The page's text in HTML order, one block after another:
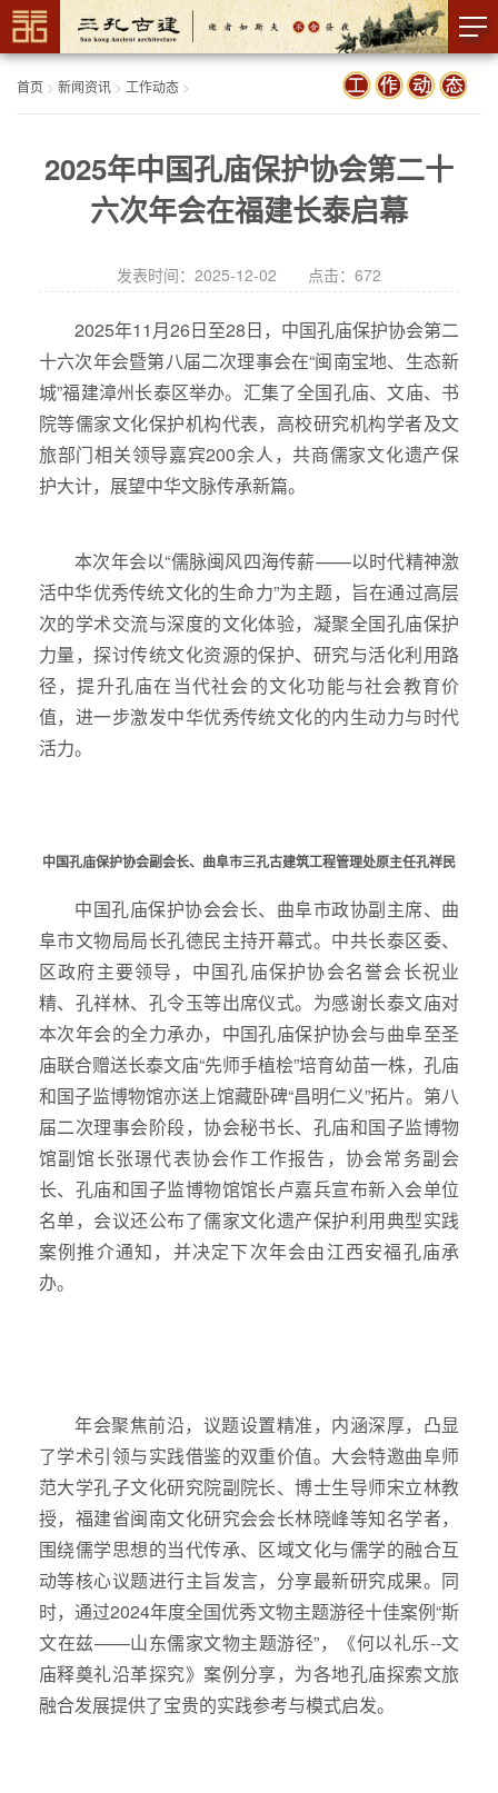
首页 > 新闻资讯 > 工作动态 >
2025年中国孔庙保护协会第二十
六次年会在福建长泰启幕
发表时间：2025-12-02 点击： 672
2025年11月26日至28日，中国孔庙保护协会第二
十六次年会暨第八届二次理事会在“闽南宝地、生态新
城”福建漳州长泰区举办。汇集了全国孔庙、文庙、书
院等儒家文化保护机构代表，高校研究机构学者及文
旅部门相关领导嘉宾200余人，共商儒家文化遗产保
护大计，展望中华文脉传承新篇。
本次年会以“儒脉闽风四海传薪——以时代精神激
活中华优秀传统文化的生命力”为主题，旨在通过高层
次的学术交流与深度的文化体验，凝聚全国孔庙保护
力量，探讨传统文化资源的保护、研究与活化利用路
径，提升孔庙在当代社会的文化功能与社会教育价
值，进一步激发中华优秀传统文化的内生动力与时代
活力。
中国孔庙保护协会副会长、曲阜市三孔古建筑工程管理处原主任孔祥民
中国孔庙保护协会会长、曲阜市政协副主席、曲
阜市文物局局长孔德民主持开幕式。中共长泰区委、
区政府主要领导，中国孔庙保护协会名誉会长祝业
精、孔祥林、孔令玉等出席仪式。为感谢长泰文庙对
本次年会的全力承办，中国孔庙保护协会与曲阜至圣
庙联合赠送长泰文庙“先师手植桧”培育幼苗一株，孔庙
和国子监博物馆亦送上馆藏卧碑“昌明仁义”拓片。第八
届二次理事会阶段，协会秘书长、孔庙和国子监博物
馆副馆长张璟代表协会作工作报告，协会常务副会
长、孔庙和国子监博物馆馆长卢嘉兵宣布新入会单位
名单，会议还公布了儒家文化遗产保护利用典型实践
案例推介通知，并决定下次年会由江西安福孔庙承
办。
年会聚焦前沿，议题设置精准，内涵深厚，凸显
了学术引领与实践借鉴的双重价值。大会特邀曲阜师
范大学孔子文化研究院副院长、博士生导师宋立林教
授，福建省闽南文化研究会会长林晓峰等知名学者，
围绕儒学思想的当代传承、区域文化与儒学的融合互
动等核心议题进行主旨发言，分享最新研究成果。同
时，通过2024年度全国优秀文物主题游径十佳案例“斯
文在兹——山东儒家文物主题游径”，《何以礼乐--文
庙释奠礼沿革探究》案例分享，为各地孔庙探索文旅
融合发展提供了宝贵的实践参考与模式启发。